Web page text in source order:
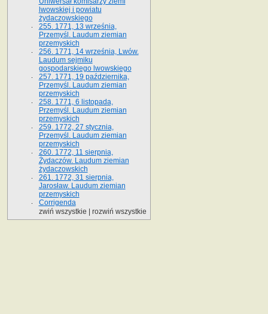
lwowskiej i powiatu
żydaczowskiego
255. 1771, 13 września,
Przemyśl. Laudum ziemian
przemyskich
256. 1771, 14 września, Lwów.
Laudum sejmiku
gospodarskiego lwowskiego
257. 1771, 19 października,
Przemyśl. Laudum ziemian
przemyskich
258. 1771, 6 listopada,
Przemyśl. Laudum ziemian
przemyskich
259. 1772, 27 stycznia,
Przemyśl. Laudum ziemian
przemyskich
260. 1772, 11 sierpnia,
Żydaczów. Laudum ziemian
żydaczowskich
261. 1772, 31 sierpnia,
Jarosław. Laudum ziemian
przemyskich
Corrigenda
zwiń wszystkie
rozwiń wszystkie